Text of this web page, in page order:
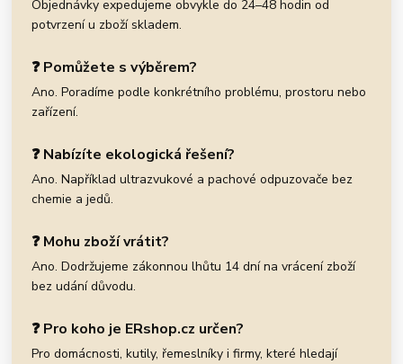
Objednávky expedujeme obvykle do 24–48 hodin od
potvrzení u zboží skladem.
❓ Pomůžete s výběrem?
Ano. Poradíme podle konkrétního problému, prostoru nebo
zařízení.
❓ Nabízíte ekologická řešení?
Ano. Například ultrazvukové a pachové odpuzovače bez
chemie a jedů.
❓ Mohu zboží vrátit?
Ano. Dodržujeme zákonnou lhůtu 14 dní na vrácení zboží
bez udání důvodu.
❓ Pro koho je ERshop.cz určen?
Pro domácnosti, kutily, řemeslníky i firmy, které hledají